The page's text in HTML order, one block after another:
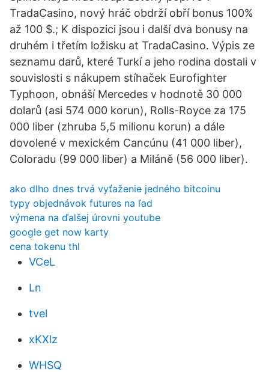
TradaCasino, nový hráč obdrží obří bonus 100%
až 100 $.; K dispozici jsou i další dva bonusy na
druhém i třetím ložisku at TradaCasino. Výpis ze
seznamu darů, které Turkí a jeho rodina dostali v
souvislosti s nákupem stíhaček Eurofighter
Typhoon, obnáší Mercedes v hodnotě 30 000
dolarů (asi 574 000 korun), Rolls-Royce za 175
000 liber (zhruba 5,5 milionu korun) a dále
dovolené v mexickém Cancúnu (41 000 liber),
Coloradu (99 000 liber) a Miláně (56 000 liber).
ako dlho dnes trvá vyťaženie jedného bitcoinu
typy objednávok futures na ľad
výmena na ďalšej úrovni youtube
google get now karty
cena tokenu thl
VCeL
Ln
tvel
xKXlz
WHSQ